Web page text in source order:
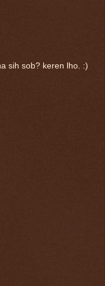
sih sob? keren lho. :)